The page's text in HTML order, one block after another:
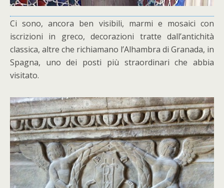
Ci sono, ancora ben visibili, marmi e mosaici con
iscrizioni in greco, decorazioni tratte dall’antichità
classica, altre che richiamano l’Alhambra di Granada, in
Spagna, uno dei posti più straordinari che abbia
visitato.